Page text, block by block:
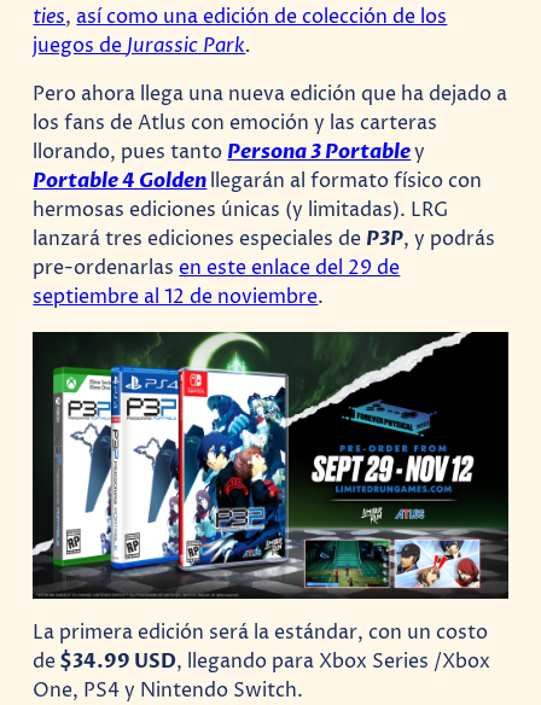
ties, así como una edición de colección de los
juegos de Jurassic Park.
Pero ahora llega una nueva edición que ha dejado a
los fans de Atlus con emoción y las carteras
llorando, pues tanto Persona 3 Portabley
Portable 4 Goldenllegarán al formato físico con
hermosas ediciones únicas (y limitadas). LRG
lanzará tres ediciones especiales de P3P, y podrás
pre-ordenarlasen este enlace del 29 de
septiembre al 12 de noviembre.
La primera edición será la estándar, con un costo
de$34.99 USD, llegando para Xbox Series /Xbox
One, PS4 y Nintendo Switch.